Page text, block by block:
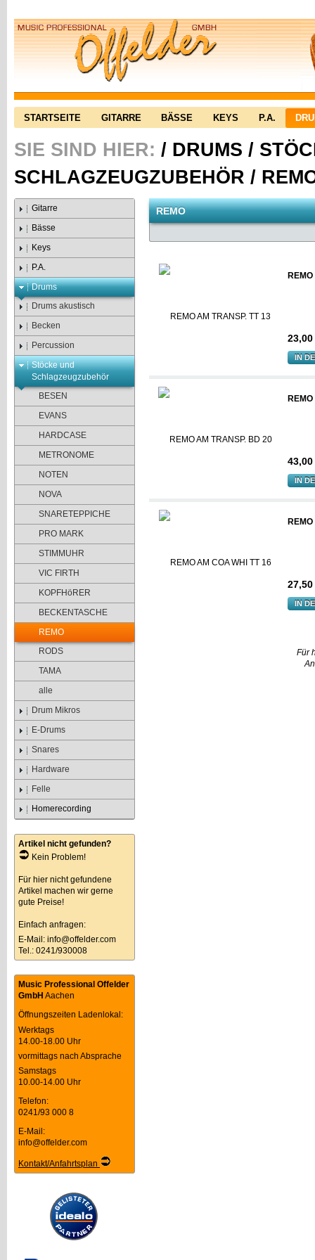
STARTSEITE GITARRE BÄSSE KEYS P.A.
SIE SIND HIER: / DRUMS /
SCHLAGZEUGZUBEHÖR /
Gitarre
Bässe
Keys
P.A.
Drums
Drums akustisch
Becken
Percussion
Stöcke und
Schlagzeugzubehör
BESEN
EVANS
HARDCASE
METRONOME
NOTEN
NOVA
SNARETEPPICHE
PRO MARK
STIMMUHR
VIC FIRTH
KOPFHöRER
BECKENTASCHE
REMO
RODS
TAMA
alle
Drum Mikros
E-Drums
Snares
Hardware
Felle
Homerecording
Artikel nicht gefunden?
Kein Problem!
Für hier nicht gefundene
Artikel machen wir gerne
gute Preise!
Einfach anfragen:
E-Mail: info@offelder.com
Tel.: 0241/930008
Music Professional Offelder
GmbH Aachen
Öffnungszeiten Ladenlokal:
Werktags
14.00-18.00 Uhr
vormittags nach Absprache
Samstags
10.00-14.00 Uhr
Telefon:
0241/93 000 8
E-Mail:
info@offelder.com
Kontakt/Anfahrtsplan
REMO
IN
IN
IN
Für